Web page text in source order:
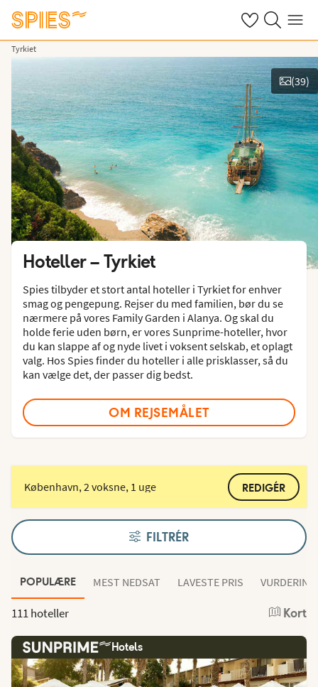
Se dine gemte
Søg påMenu
Tyrkiet
Vis billeder
(39)
Hoteller – Tyrkiet
Spies tilbyder et stort antal hoteller i Tyrkiet for enhver
smag og pengepung. Rejser du med familien, bør du se
nærmere på vores Family Garden i Alanya. Og skal du
holde ferie uden børn, er vores Sunprime-hoteller, hvor
du kan slappe af og nyde livet i voksent selskab, et oplagt
valg. Hos Spies finder du hoteller i alle prisklasser, så du
kan vælge det, der passer dig bedst.
OM REJSEMÅLET
København, 2 voksne, 1 uge REDIGÉR
FILTRÉR
POPULÆRE MEST NEDSAT LAVESTE PRIS VURDERING
111 hoteller Kort
Hotels